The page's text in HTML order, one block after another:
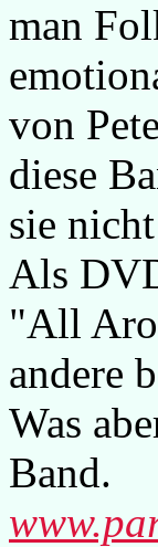
man
von
diese
sie
Als
"All
andere
Was
Band.